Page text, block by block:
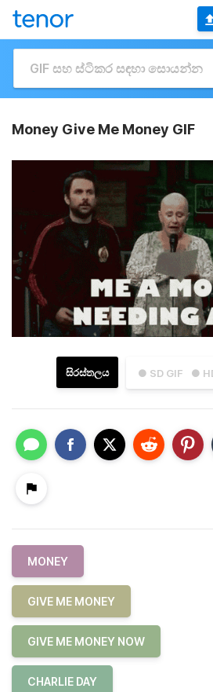
Money Give Me Money GIF
● SD GIF ●
සිරස්තලය
MONEY
GIVE ME MONEY
GIVE ME MONEY NOW
CHARLIE DAY